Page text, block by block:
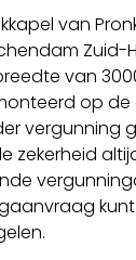
van
Zuid-
van
op
vergunning
zekerheid
kunt